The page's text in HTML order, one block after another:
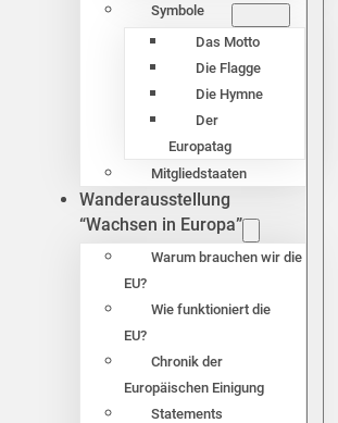
Symbole
Das Motto
Die Flagge
Die Hymne
Der
Europatag
Mitgliedstaaten
Wanderausstellung
“Wachsen in Europa”
Warum brauchen wir die
EU?
Wie funktioniert die
EU?
Chronik der
Europäischen Einigung
Statements